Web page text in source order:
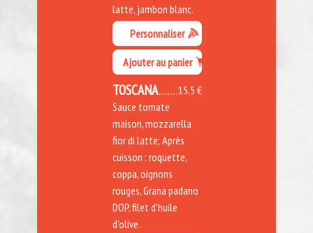
latte, jambon blanc.
Personnaliser
Ajouter au panier
15.5 €
TOSCANA
Sauce tomate
maison, mozzarella
fior di latte; Après
cuisson : roquette,
coppa, oignons
rouges, Grana padano
DOP, filet d'huile
d'olive.